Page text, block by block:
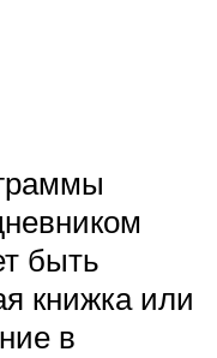
быть
книжка или
в